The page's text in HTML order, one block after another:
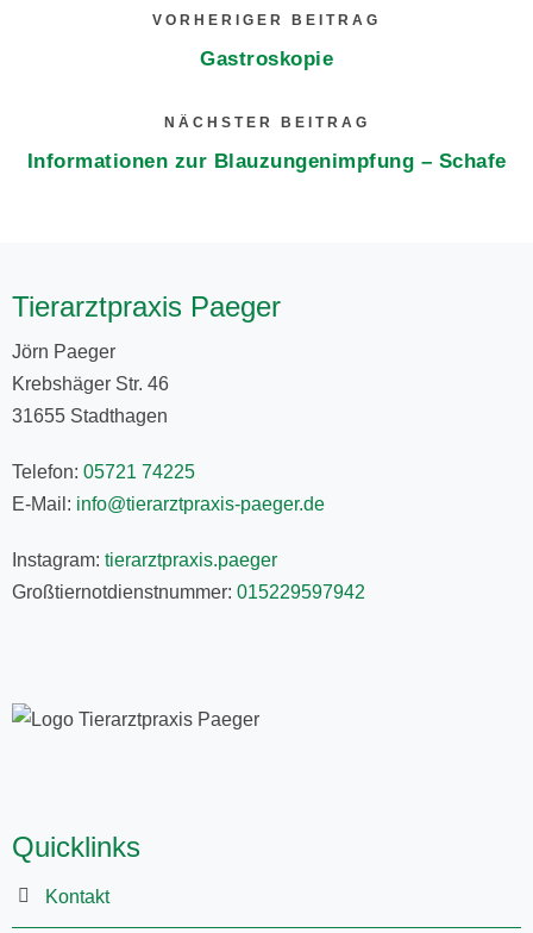
VORHERIGER BEITRAG
Gastroskopie
NÄCHSTER BEITRAG
Informationen zur Blauzungenimpfung – Schafe
Tierarztpraxis Paeger
Jörn Paeger
Krebshäger Str. 46
31655 Stadthagen
Telefon: 05721 74225
E-Mail: info@tierarztpraxis-paeger.de
Instagram: tierarztpraxis.paeger
Großtiernotdienstnummer: 015229597942
Quicklinks
Kontakt